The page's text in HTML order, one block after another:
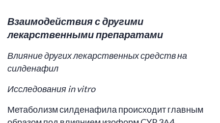
Взаимодействия с другими
лекарственными препаратами
Влияние других лекарственных средств на
силденафил
Исследования in vitro
Метаболизм силденафила происходит главным